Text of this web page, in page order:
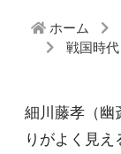
ホーム
戦国時代
細川藤孝（幽
りがよく見